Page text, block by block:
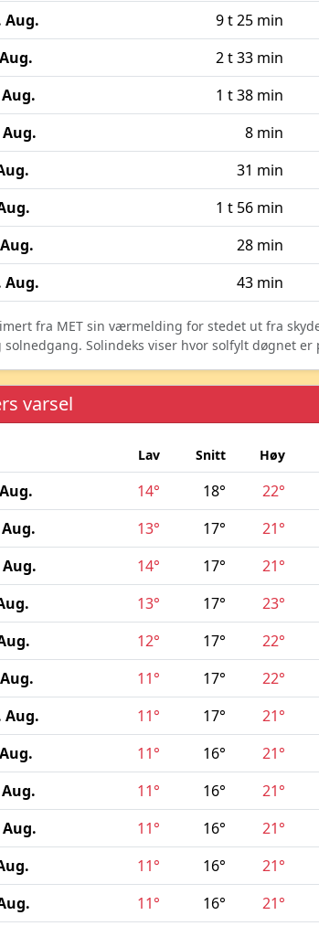
Aug. 9 t 25 min
2 t 33 min
1 t 38 min
8 min
31 min
1 t 56 min
28 min
Aug. 43 min
fra MET sin værmelding for stedet ut fra
Solindeks viser hvor solfylt døgnet er
varsel
Lav Snitt Høy
14° 18° 22°
13° 17° 21°
14° 17° 21°
13° 17° 23°
12° 17° 22°
11° 17° 22°
Aug.
11° 17° 21°
11° 16° 21°
11° 16° 21°
11° 16° 21°
11° 16° 21°
11° 16° 21°